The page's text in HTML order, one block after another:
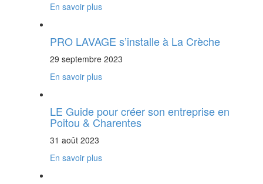
En savoir plus
PRO LAVAGE s’installe à La Crèche
29 septembre 2023
En savoir plus
LE Guide pour créer son entreprise en
Poitou & Charentes
31 août 2023
En savoir plus